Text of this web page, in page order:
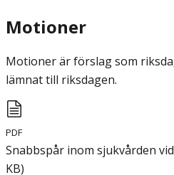
Motioner
Motioner är förslag som
lämnat till riksdagen.
PDF
Snabbspår inom sjukvården
KB)